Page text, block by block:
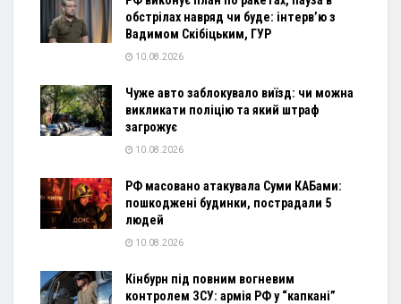
обстрілах навряд чи буде: інтервʼю з
Вадимом Скібіцьким, ГУР
10.08.2026
Чуже авто заблокувало виїзд: чи можна
викликати поліцію та який штраф
загрожує
10.08.2026
РФ масовано атакувала Суми КАБами:
пошкоджені будинки, пострадали 5
людей
10.08.2026
Кінбурн під повним вогневим
контролем ЗСУ: армія РФ у “капкані”